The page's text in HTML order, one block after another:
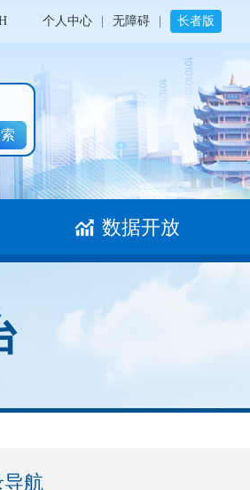
个人中心 无障碍 长者版
数据开放
导航